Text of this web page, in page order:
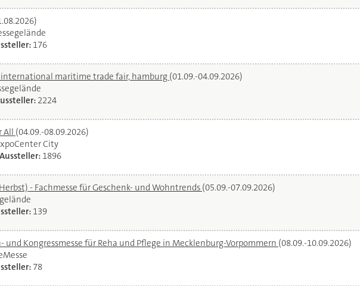
176
maritime trade fair, hamburg(01.09.-04.09.2026)
2224
All (04.09.-08.09.2026)
City
Aussteller: 1896
- Fachmesse für Geschenk- und Wohntrends (05.09.-07.09.2026)
139
und Kongressmesse für Reha und Pflege in Mecklenburg-Vorpommern (08.09.-10.09.2026)
78